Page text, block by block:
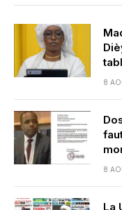
8
8
La